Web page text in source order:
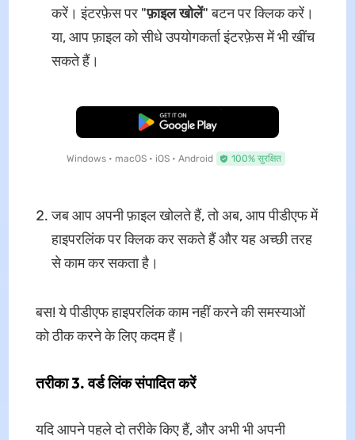
करें। इंटरफ़ेस पर "फ़ाइल खोलें" बटन पर क्लिक करें।
या, आप फ़ाइल को सीधे उपयोगकर्ता इंटरफ़ेस में भी खींच
सकते हैं।
मुफ्त डाउनलोड
Windows • macOS • iOS • Android 100% सुरक्षित
जब आप अपनी फ़ाइल खोलते हैं, तो अब, आप पीडीएफ में
हाइपरलिंक पर क्लिक कर सकते हैं और यह अच्छी तरह
से काम कर सकता है।
बस! ये पीडीएफ हाइपरलिंक काम नहीं करने की समस्याओं
को ठीक करने के लिए कदम हैं।
तरीका 3. वर्ड लिंक संपादित करें
यदि आपने पहले दो तरीके किए हैं, और अभी भी अपनी